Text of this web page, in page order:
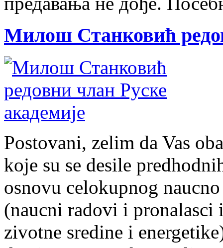
Милош Станковић
Postovani, zelim da Vas
koje su se desile
osnovu celokupnog
(naucni radovi i
zivotne sredine i